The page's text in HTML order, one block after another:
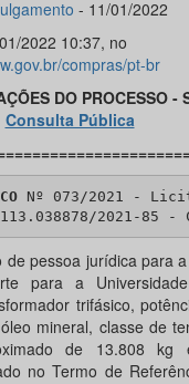
- 11/01/2022
2022 10:37, no
compras/pt-br
DO PROCESSO -
Consulta Pública
Nº 073/2021 -
2021-85 -
de pessoa jurídica para
para a
trifásico,
mineral, classe de
de 13.808 kg
no Termo de